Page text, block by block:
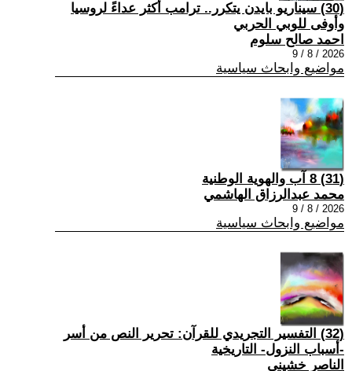
(30) سيناريو بايدن يتكرر.. ترامب أكثر عداءً لروسيا
وأوفى للوبي الحربي
احمد صالح سلوم
2026 / 8 / 9
مواضيع وابحاث سياسية
(31) 8 آب والهوية الوطنية
محمد عبدالرزاق الهاشمي
2026 / 8 / 9
مواضيع وابحاث سياسية
(32) التفسير التجريدي للقرآن: تحرير النص من أسر
-أسباب النزول- التاريخية
الناصر خشيني